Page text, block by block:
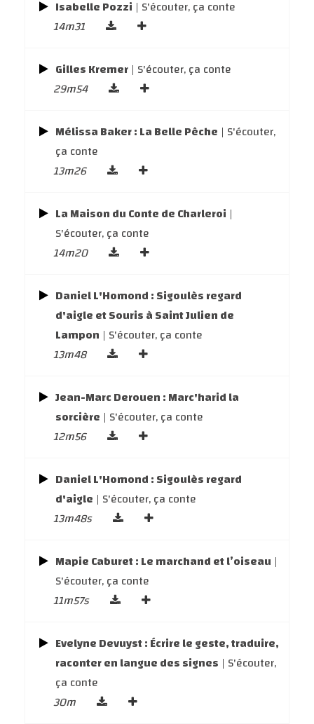
Isabelle Pozzi | S'écouter, ça conte
14m31
Gilles Kremer | S'écouter, ça conte
29m54
Mélissa Baker : La Belle Pêche | S'écouter,
ça conte
13m26
La Maison du Conte de Charleroi |
S'écouter, ça conte
14m20
Daniel L'Homond : Sigoulès regard
d'aigle et Souris à Saint Julien de
Lampon | S'écouter, ça conte
13m48
Jean-Marc Derouen : Marc'harid la
sorcière | S'écouter, ça conte
12m56
Daniel L'Homond : Sigoulès regard
d'aigle | S'écouter, ça conte
13m48s
Mapie Caburet : Le marchand et l’oiseau |
S'écouter, ça conte
11m57s
Evelyne Devuyst : Écrire le geste, traduire,
raconter en langue des signes | S'écouter,
ça conte
30m